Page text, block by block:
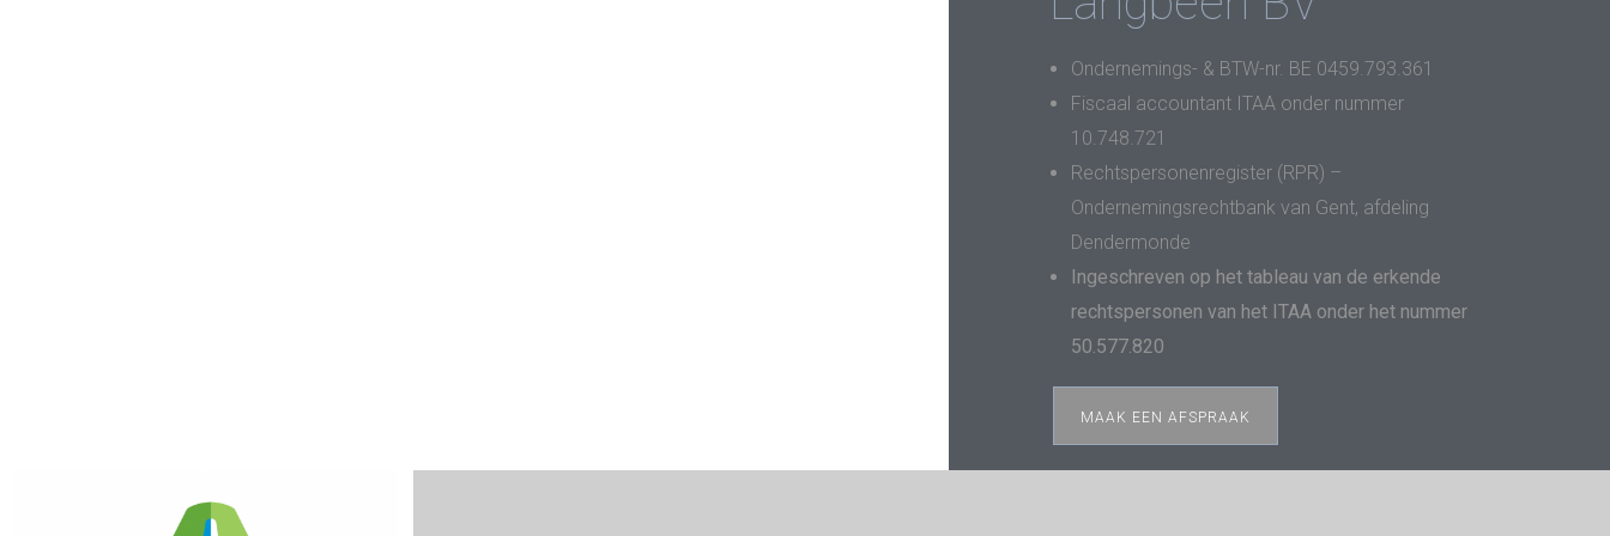
Ondernemings- & BTW-nr. BE 0459.793.361
Fiscaal accountant ITAA onder nummer
10.748.721
Rechtspersonenregister (RPR) –
Ondernemingsrechtbank van Gent, afdeling
Dendermonde
Ingeschreven op het tableau van de erkende
rechtspersonen van het ITAA onder het nummer
50.577.820
MAAK EEN AFSPRAAK